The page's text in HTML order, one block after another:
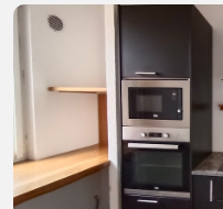
Další